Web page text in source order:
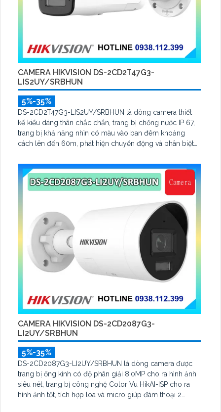
CAMERA HIKVISION DS-2CD2T47G3-
LIS2UY/SRBHUN
5%-35%
DS-2CD2T47G3-LIS2UY/SRBHUN là dòng camera thiết
kế kiểu dáng thân chắc chắn, trang bị chống nước IP 67,
trang bị khả năng nhìn có màu vào ban đêm khoảng
cách lên đến 60m, phát hiện chuyển động và phân biệt
CAMERA HIKVISION DS-2CD2087G3-
LI2UY/SRBHUN
5%-35%
DS-2CD2087G3-LI2UY/SRBHUN là dòng camera được
trang bị ống kính có độ phân giải 8.0MP cho ra hình ảnh
siêu nét, trang bị công nghệ Color Vu HikAI-ISP cho ra
hình ảnh tốt, tích hợp loa và micro giúp đàm thoại 2